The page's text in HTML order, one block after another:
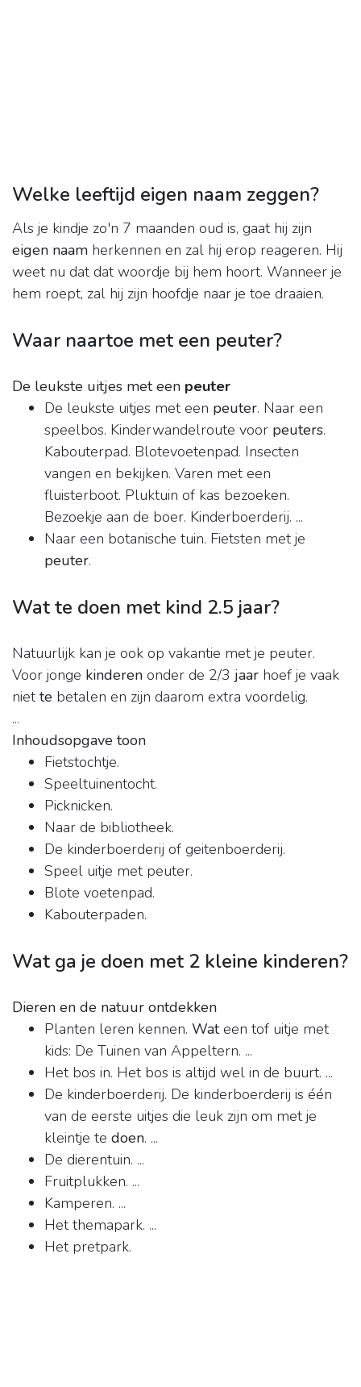
Welke leeftijd eigen naam zeggen?
Als je kindje zo'n 7 maanden oud is, gaat hij zijn
eigen naam herkennen en zal hij erop reageren. Hij
weet nu dat dat woordje bij hem hoort. Wanneer je
hem roept, zal hij zijn hoofdje naar je toe draaien.
Waar naartoe met een peuter?
De leukste uitjes met een peuter
De leukste uitjes met een peuter. Naar een
speelbos. Kinderwandelroute voor peuters.
Kabouterpad. Blotevoetenpad. Insecten
vangen en bekijken. Varen met een
fluisterboot. Pluktuin of kas bezoeken.
Bezoekje aan de boer. Kinderboerderij. ...
Naar een botanische tuin. Fietsten met je
peuter.
Wat te doen met kind 2.5 jaar?
Natuurlijk kan je ook op vakantie met je peuter.
Voor jonge kinderen onder de 2/3 jaar hoef je vaak
niette betalen en zijn daarom extra voordelig.
...
Inhoudsopgave toon
Fietstochtje.
Speeltuinentocht.
Picknicken.
Naar de bibliotheek.
De kinderboerderij of geitenboerderij.
Speel uitje met peuter.
Blote voetenpad.
Kabouterpaden.
Wat ga je doen met 2 kleine kinderen?
Dieren en de natuur ontdekken
Planten leren kennen. Wateen tof uitje met
kids: De Tuinen van Appeltern. ...
Het bos in. Het bos is altijd wel in de buurt. ...
De kinderboerderij. De kinderboerderij is één
van de eerste uitjes die leuk zijn om met je
kleintje te doen. ...
De dierentuin. ...
Fruitplukken. ...
Kamperen. ...
Het themapark. ...
Het pretpark.